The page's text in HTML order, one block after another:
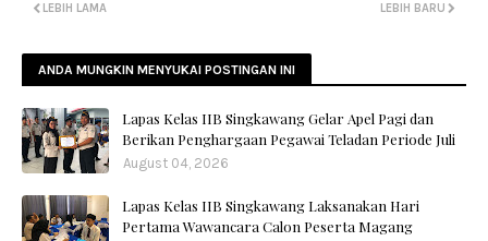
LEBIH BARU
LEBIH LAMA
ANDA MUNGKIN MENYUKAI POSTINGAN INI
Lapas Kelas IIB Singkawang Gelar Apel Pagi dan
Berikan Penghargaan Pegawai Teladan Periode Juli
August 04, 2026
Lapas Kelas IIB Singkawang Laksanakan Hari
Pertama Wawancara Calon Peserta Magang